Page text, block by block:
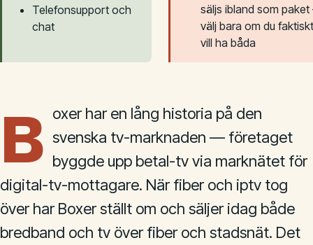
Telefonsupport och
chat
säljs ibland som
välj bara om du
vill ha båda
B oxer har en lång historia på den
svenska tv-marknaden — företaget
byggde upp betal-tv via marknätet för
digital-tv-mottagare. När fiber och iptv tog
över har Boxer ställt om och säljer idag både
bredband och tv över fiber och stadsnät. Det